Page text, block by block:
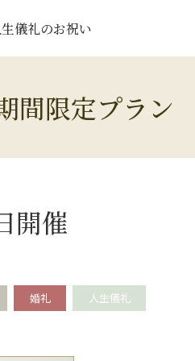
生儀礼のお祝い
間限定プラン
開催
婚礼 人生儀礼